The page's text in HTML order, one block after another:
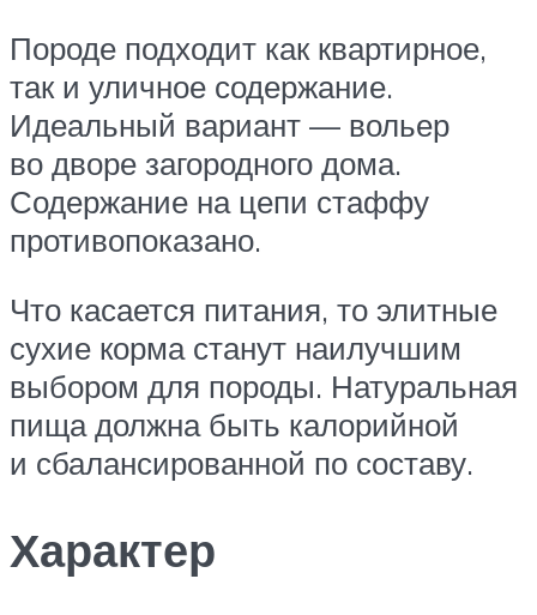
Породе подходит как квартирное,
так и уличное содержание.
Идеальный вариант — вольер
во дворе загородного дома.
Содержание на цепи стаффу
противопоказано.
Что касается питания, то элитные
сухие корма станут наилучшим
выбором для породы. Натуральная
пища должна быть калорийной
и сбалансированной по составу.
Характер